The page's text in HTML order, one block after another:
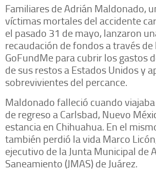
Familiares de Adrián Maldonado,
víctimas mortales del accidente
el pasado 31 de mayo, lanzaron
recaudación de fondos a través
GoFundMe para cubrir los gastos
de sus restos a Estados Unidos y
sobrevivientes del percance.
Maldonado falleció cuando
de regreso a Carlsbad, Nuevo
estancia en Chihuahua. En el
también perdió la vida Marco
ejecutivo de la Junta Municipal de
Saneamiento (JMAS) de Juárez.